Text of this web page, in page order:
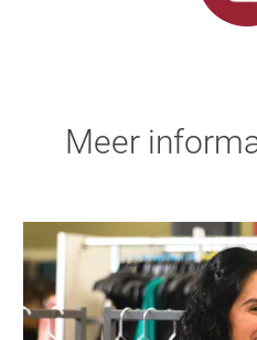
Meer